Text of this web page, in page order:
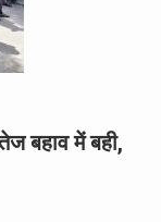
बहाव में बही,